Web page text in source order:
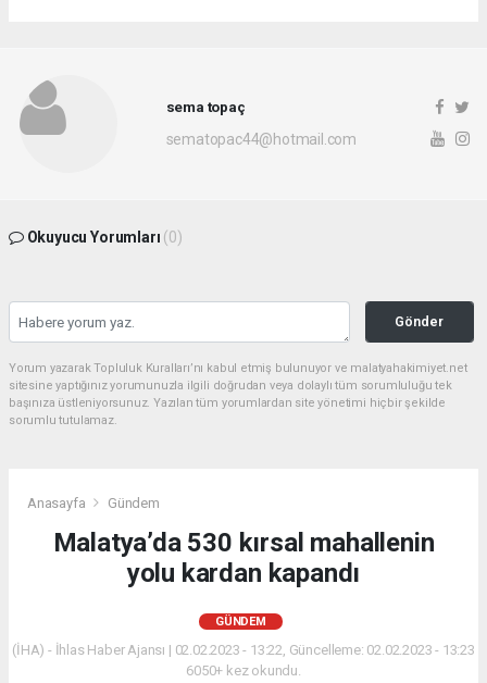
sema topaç
sematopac44@hotmail.com
Okuyucu Yorumları (0)
Gönder
Yorum yazarak Topluluk Kuralları’nı kabul etmiş bulunuyor ve malatyahakimiyet.net
sitesine yaptığınız yorumunuzla ilgili doğrudan veya dolaylı tüm sorumluluğu tek
başınıza üstleniyorsunuz. Yazılan tüm yorumlardan site yönetimi hiçbir şekilde
sorumlu tutulamaz.
Anasayfa Gündem
Malatya’da 530 kırsal mahallenin
yolu kardan kapandı
GÜNDEM
(İHA) - İhlas Haber Ajansı | 02.02.2023 - 13:22, Güncelleme: 02.02.2023 - 13:23
6050+ kez okundu.